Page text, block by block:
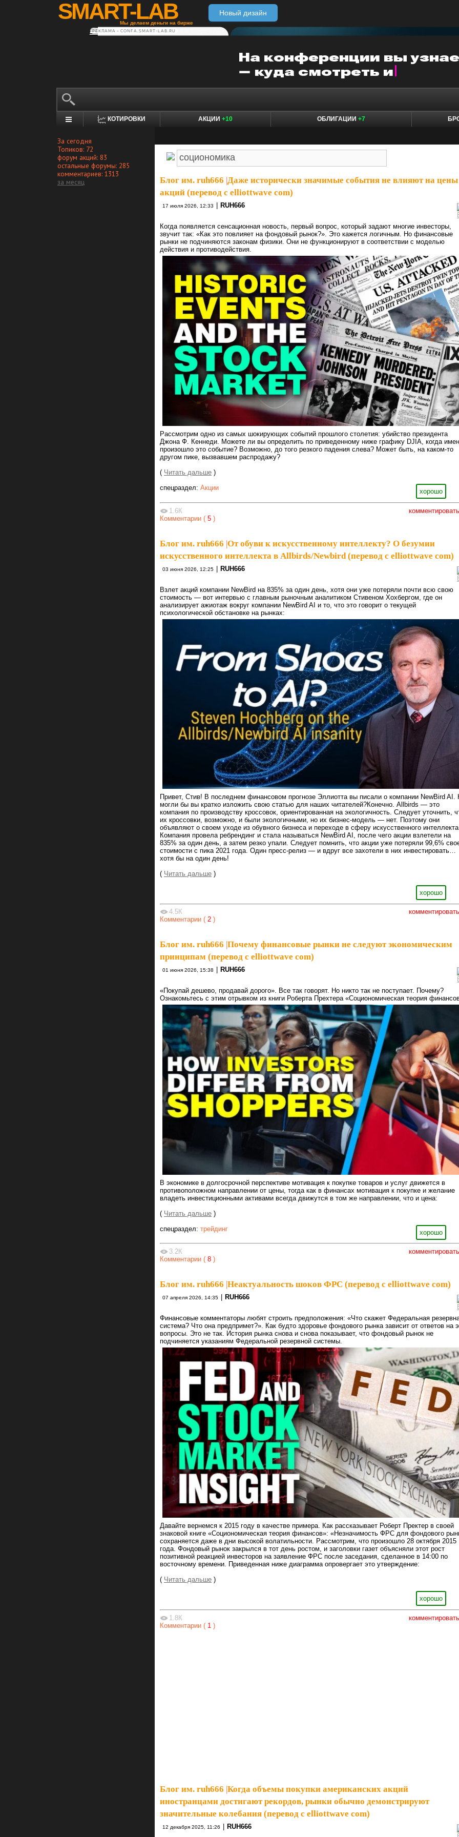
SMART-LAB
Мы делаем деньги на бирже
Новый дизайн
РЕКЛАМА • CONFA.SMART-LAB.RU
КОТИРОВКИ АКЦИИ +10 ОБЛИГАЦИИ +7
За сегодня
Топиков: 72
форум акций: 83
остальные форумы: 285
комментариев: 1313
за месяц
Блог им. ruh666 Даже исторически значимые события не влияют на цены
акций (перевод с elliottwave com)
17 июля 2026, 12:33 RUH666
Когда появляется сенсационная новость, первый вопрос, который задают многие инвесторы,
звучит так: «Как это повлияет на фондовый рынок?». Это кажется логичным. Но финансовые
рынки не подчиняются законам физики. Они не функционируют в соответствии с моделью
действия и противодействия.
Рассмотрим одно из самых шокирующих событий прошлого столетия: убийство президента
Джона Ф. Кеннеди. Можете ли вы определить по приведенному ниже графику DJIA, когда
произошло это событие? Возможно, до того резкого падения слева? Может быть, на каком-то
другом пике, вызвавшем распродажу?
( Читать дальше )
хорошо
спецраздел: Акции
комментировать
1.6К
Комментарии ( 5 )
Блог им. ruh666 |От обуви к искусственному интеллекту? О безумии
искусственного интеллекта в Allbirds/Newbird (перевод с elliottwave com)
03 июня 2026, 12:25 | RUH666
Взлет акций компании NewBird на 835% за один день, хотя они уже потеряли почти всю свою
стоимость — вот интервью с главным рыночным аналитиком Стивеном Хохбергом, где он
анализирует ажиотаж вокруг компании NewBird AI и то, что это говорит о текущей
психологической обстановке на рынках:
Привет, Стив! В последнем финансовом прогнозе Эллиотта вы писали о компании NewBird AI.
могли бы вы кратко изложить свою статью для наших читателей?Конечно. Allbirds — это
компания по производству кроссовок, ориентированная на экологичность. Следует уточнить,
их кроссовки, возможно, и были экологичными, но их бизнес-модель — нет. Поэтому они
объявляют о своем уходе из обувного бизнеса и переходе в сферу искусственного
Компания провела ребрендинг и стала называться NewBird AI, после чего акции взлетели на
835% за один день, а затем резко упали. Следует помнить, что акции уже потеряли 99,6%
стоимости с пика 2021 года. Один пресс-релиз — и вдруг все захотели в них инвестировать…
хотя бы на один день!
( Читать дальше )
хорошо
комментировать
4.5К
Комментарии ( 2 )
Блог им. ruh666 Почему финансовые рынки не следуют экономическим
принципам (перевод с elliottwave com)
01 июня 2026, 15:38 RUH666
«Покупай дешево, продавай дорого». Все так говорят. Но никто так не поступает. Почему?
Ознакомьтесь с этим отрывком из книги Роберта Прехтера «Социономическая теория
В экономике в долгосрочной перспективе мотивация к покупке товаров и услуг движется в
противоположном направлении от цены, тогда как в финансах мотивация к покупке и желание
владеть инвестиционными активами всегда движутся в том же направлении, что и цена:
( Читать дальше )
хорошо
спецраздел: трейдинг
комментировать
3.2К
Комментарии ( 8 )
Блог им. ruh666 |Неактуальность шоков ФРС (перевод с elliottwave com)
07 апреля 2026, 14:35 RUH666
Финансовые комментаторы любят строить предположения: «Что скажет Федеральная
система? Что она предпримет?». Как будто здоровье фондового рынка зависит от ответов на
вопросы. Это не так. История рынка снова и снова показывает, что фондовый рынок не
подчиняется указаниям Федеральной резервной системы.
Давайте вернемся к 2015 году в качестве примера. Как рассказывает Роберт Пректер в своей
знаковой книге «Социономическая теория финансов»: «Незначимость ФРС для фондового
сохраняется даже в дни высокой волатильности. Рассмотрим, что произошло 28 октября 2015
года. Фондовый рынок закрылся в тот день ростом, и заголовки газет объясняли этот рост
позитивной реакцией инвесторов на заявление ФРС после заседания, сделанное в 14:00 по
восточному времени. Приведенная ниже диаграмма опровергает это утверждение:
( Читать дальше )
хорошо
комментировать
1.8К
Комментарии ( 1 )
Блог им. ruh666 |Когда объемы покупки американских акций
иностранцами достигают рекордов, рынки обычно демонстрируют
значительные колебания (перевод с elliottwave com)
12 декабря 2025, 11:26 RUH666